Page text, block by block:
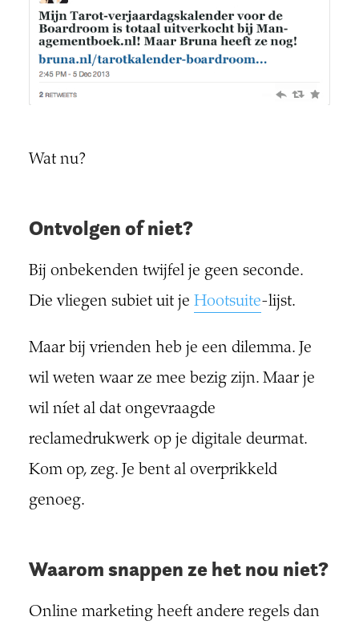
Wat nu?
Ontvolgen of niet?
Bij onbekenden twijfel je geen seconde.
Die vliegen subiet uit je Hootsuite-lijst.
Maar bij vrienden heb je een dilemma. Je
wil weten waar ze mee bezig zijn. Maar je
wil níet al dat ongevraagde
reclamedrukwerk op je digitale deurmat.
Kom op, zeg. Je bent al overprikkeld
genoeg.
Waarom snappen ze het nou niet?
Online marketing heeft andere regels dan